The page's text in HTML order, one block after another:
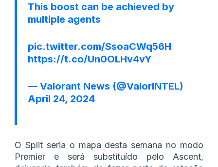
This boost can be achieved by
multiple agents
pic.twitter.com/SsoaCWq56H
https://t.co/Un0OLHv4vY
— Valorant News (@ValorINTEL)
April 24, 2024
O Split seria o mapa desta semana no modo
Premier e será substituído pelo Ascent,